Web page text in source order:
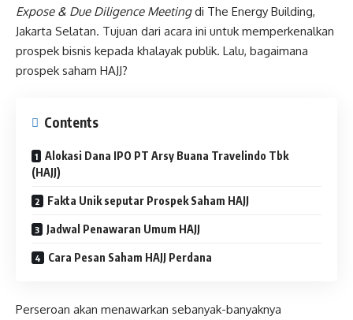
Expose & Due Diligence Meetingdi The Energy Building,
Jakarta Selatan. Tujuan dari acara ini untuk memperkenalkan
prospek bisnis kepada khalayak publik. Lalu, bagaimana
prospek saham HAJJ?
Contents
Alokasi Dana IPO PT Arsy Buana Travelindo Tbk
(HAJJ)
Fakta Unik seputar Prospek Saham HAJJ
Jadwal Penawaran Umum HAJJ
Cara Pesan Saham HAJJ Perdana
Perseroan akan menawarkan sebanyak-banyaknya